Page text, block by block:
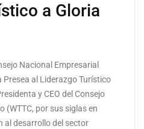
a Gloria
Nacional Empresarial
Presea al Liderazgo Turístico
y CEO del Consejo
(WTTC, por sus siglas en
al desarrollo del sector